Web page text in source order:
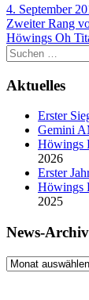
Veröffentlicht
am
4. September
Vorheriger
Beitrag:
Zweiter Rang
Nächster
Beitrag
Höwings Oh
Haupt-
Seitenleiste
Suchen
nach:
Aktuelles
Erster
Gemini
Höwings
2026
Erster
Höwings
2025
News-Archiv
News-